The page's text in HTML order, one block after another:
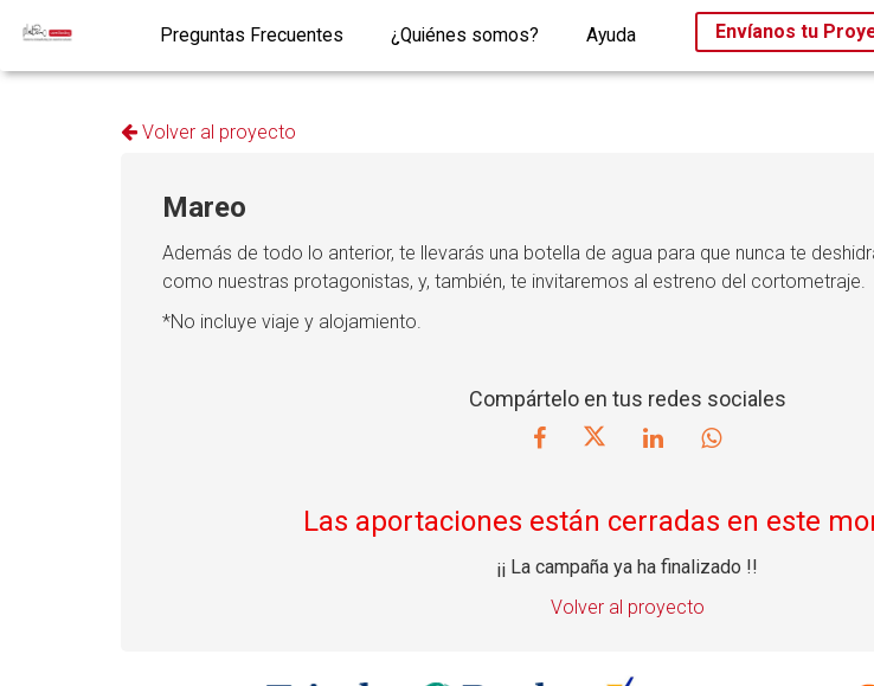
Preguntas Frecuentes ¿Quiénes somos? Ayuda Envíanos tu
Volver al proyecto
Mareo
Además de todo lo anterior, te llevarás una botella de agua para que nunca te
como nuestras protagonistas, y, también, te invitaremos al estreno del cortometraje.
*No incluye viaje y alojamiento.
Compártelo en tus redes sociales
Las aportaciones están cerradas en este
¡¡ La campaña ya ha finalizado !!
Volver al proyecto